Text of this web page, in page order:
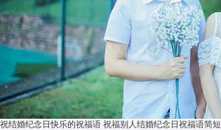
祝结婚纪念日快乐的祝福语 祝福别人结婚纪念日祝福语简短